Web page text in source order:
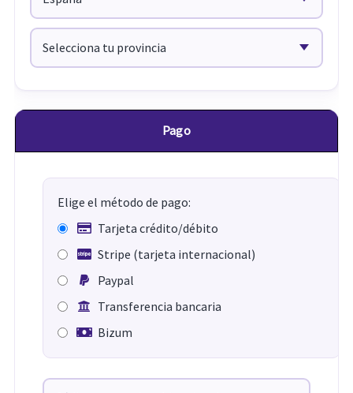
Pago
Elige el método de pago:
Tarjeta crédito/débito
Stripe (tarjeta internacional)
Paypal
Transferencia bancaria
Bizum